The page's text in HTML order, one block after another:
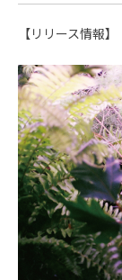
【リリース情報】